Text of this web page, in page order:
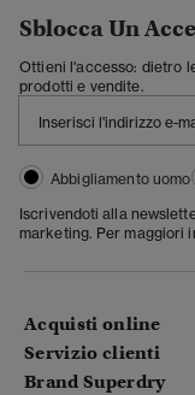
Sblocca Un
Ottieni l'accesso: dietro
prodotti e vendite.
Abbigliamento uomo
Iscrivendoti alla
marketing. Per maggiori
Acquisti online
Servizio clienti
Brand Superdry